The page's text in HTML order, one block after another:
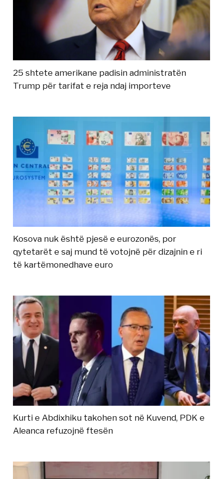
25 shtete amerikane padisin administratën
Trump për tarifat e reja ndaj importeve
Kosova nuk është pjesë e eurozonës, por
qytetarët e saj mund të votojnë për dizajnin e ri
të kartëmonedhave euro
Kurti e Abdixhiku takohen sot në Kuvend, PDK e
Aleanca refuzojnë ftesën